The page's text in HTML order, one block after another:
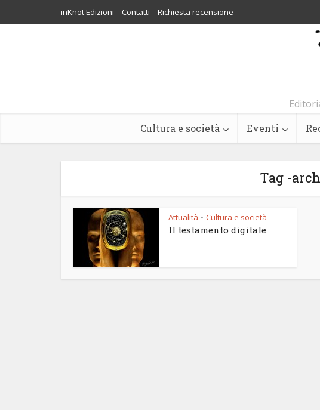
inKnot Edizioni Contatti Richiesta recensione
Cultura e società Eventi
Tag -
Attualità • Cultura e società
Il testamento digitale